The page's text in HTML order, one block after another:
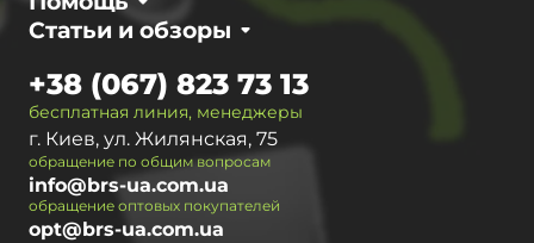
Статьи и обзоры
бесплатная линия, менеджеры
+38 (067) 823 73 13
г. Киев, ул. Жилянская, 75
обращение по общим вопросам
info@brs-ua.com.ua
обращение оптовых покупателей
opt@brs-ua.com.ua